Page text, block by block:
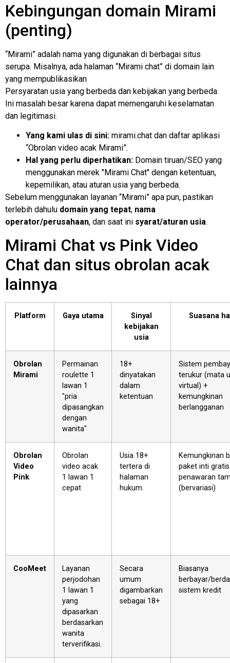
Kebingungan domain Mirami
(penting)
“Mirami” adalah nama yang digunakan di berbagai situs
serupa. Misalnya, ada halaman “Mirami chat” di domain lain
yang mempublikasikan
Persyaratan usia yang berbeda dan kebijakan yang berbeda.
Ini masalah besar karena dapat memengaruhi keselamatan
dan legitimasi.
Yang kami ulas di sini: mirami.chat dan daftar aplikasi
“Obrolan video acak Mirami”.
Hal yang perlu diperhatikan: Domain tiruan/SEO yang
menggunakan merek "Mirami Chat" dengan ketentuan,
kepemilikan, atau aturan usia yang berbeda.
Sebelum menggunakan layanan “Mirami” apa pun, pastikan
terlebih dahulu domain yang tepat, nama
operator/perusahaan, dan saat ini syarat/aturan usia.
Mirami Chat vs Pink Video
Chat dan situs obrolan acak
lainnya
Platform Gaya utama
Sinyal
kebijakan
usia
Suasana
Obrolan
Mirami
Permainan
roulette 1
lawan 1
"pria
dipasangkan
dengan
wanita"
18+
dinyatakan
dalam
ketentuan
Sistem
terukur (mata
virtual) +
kemungkinan
berlangganan
Obrolan
Video
Pink
Obrolan
video acak
1 lawan 1
cepat
Usia 18+
tertera di
halaman
hukum.
Kemungkinan
paket inti
penawaran
(bervariasi)
CooMeet
Layanan
perjodohan
1 lawan 1
yang
dipasarkan
berdasarkan
wanita
terverifikasi.
Secara
umum
digambarkan
sebagai 18+
Biasanya
berbayar/
sistem kredit